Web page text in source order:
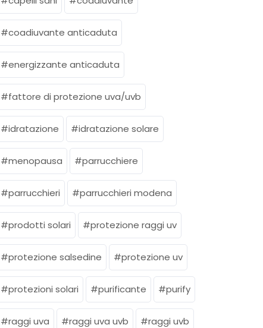
coadiuvante anticaduta
energizzante anticaduta
fattore di protezione uva/uvb
idratazione idratazione solare
menopausa parrucchiere
parrucchieri parrucchieri modena
prodotti solari protezione raggi uv
protezione salsedine protezione uv
protezioni solari purificante purify
raggi uva raggi uva uvb raggi uvb